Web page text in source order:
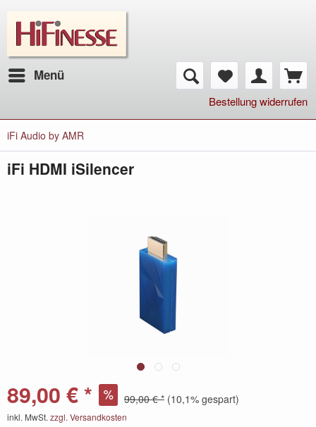
Menü
Bestellung widerrufen
iFi Audio by AMR
iFi HDMI iSilencer
89,00 € * 99,00 € * (10,1% gespart)
inkl. MwSt. zzgl. Versandkosten